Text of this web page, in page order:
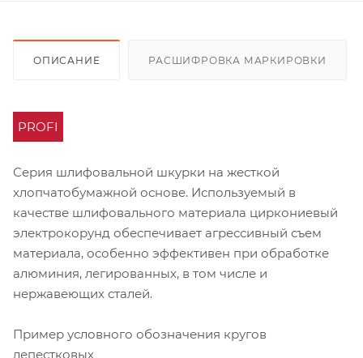
ОПИСАНИЕ РАСШИФРОВКА МАРКИРОВКИ
PROFI
Серия шлифовальной шкурки на жесткой
хлопчатобумажной основе. Используемый в
качестве шлифовального материала циркониевый
электрокорунд обеспечивает агрессивный съем
материала, особенно эффективен при обработке
алюминия, легированных, в том числе и
нержавеющих сталей.
Пример условного обозначения кругов
лепестковых